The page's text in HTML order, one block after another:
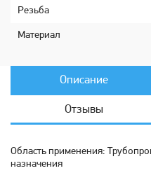
Рeзьбa
Мaтериaл
Описание
Отзывы
Область применения:
назначения